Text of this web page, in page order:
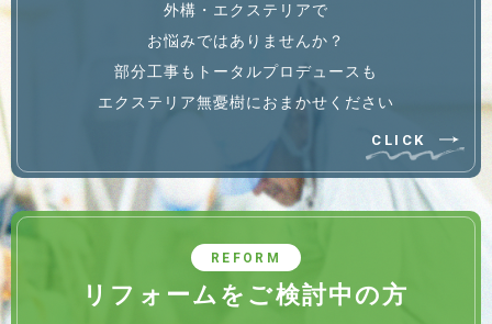
外構・エクステリアで
お悩みではありませんか？
部分工事もトータルプロデュースも
エクステリア無憂樹におまかせください
CLICK
REFORM
リフォームをご検討中の方